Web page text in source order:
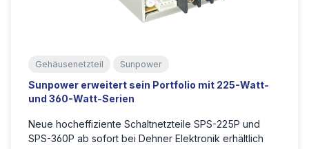
Gehäusenetzteil Sunpower
Sunpower erweitert sein Portfolio mit 225-Watt-
und 360-Watt-Serien
Neue hocheffiziente Schaltnetzteile SPS-225P und
SPS-360P ab sofort bei Dehner Elektronik erhältlich